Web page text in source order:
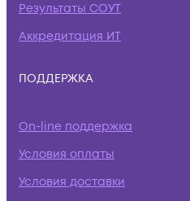
Результаты СОУТ
Аккредитация ИТ
ПОДДЕРЖКА
On-line поддержка
Условия оплаты
Условия доставки